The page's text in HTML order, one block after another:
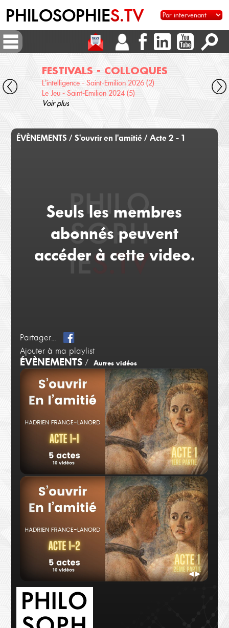
PHILOSOPHIES.TV
FESTIVALS - COLLOQUES
L'intelligence - Saint-Emilion 2026 (2)
Le Jeu - Saint-Emilion 2024 (5)
Voir plus
ÉVÈNEMENTS / S'ouvrir en l'amitié / Acte 2 - 1
Seuls les membres
abonnés peuvent
accéder à cette video.
Partager...
Ajouter à ma playlist
ÉVÈNEMENTS /Autres vidéos
Hadrien France-Lanord
Acte 1 - 1 ◀▶